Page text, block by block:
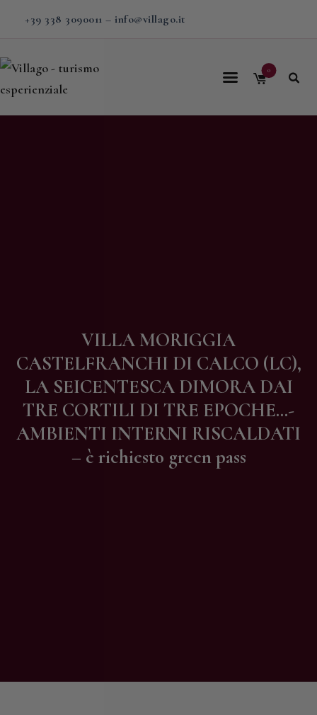
+39 338 3090011 – info@villago.it
0
VILLA MORIGGIA
CASTELFRANCHI DI CALCO (LC),
LA SEICENTESCA DIMORA DAI
TRE CORTILI DI TRE EPOCHE…-
AMBIENTI INTERNI RISCALDATI
– è richiesto green pass
Home
Contatti